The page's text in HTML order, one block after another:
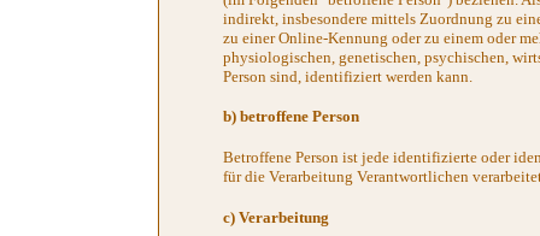
indirekt, insbesondere mittels Zuordnung zu
zu einer Online-Kennung oder zu einem oder
physiologischen, genetischen, psychischen,
Person sind, identifiziert werden kann.
b) betroffene Person
Betroffene Person ist jede identifizierte oder
für die Verarbeitung Verantwortlichen
c) Verarbeitung